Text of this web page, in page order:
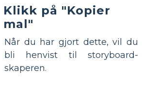
Klikk på "Kopier
mal"
Når du har gjort dette, vil du
bli henvist til storyboard-
skaperen.